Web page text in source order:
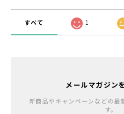
すべて 1
メールマガジン
新商品やキャンペーンなどの最
す。